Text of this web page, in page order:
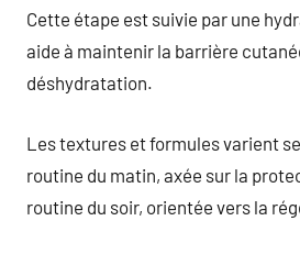
Cette étape est suivie par une
aide à maintenir la barrière
déshydratation.
Les textures et formules varient
routine du matin, axée sur la
routine du soir, orientée vers la